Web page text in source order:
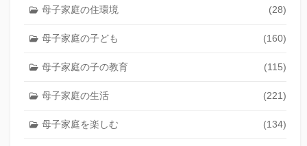
母子家庭の住環境 (28)
母子家庭の子ども (160)
母子家庭の子の教育 (115)
母子家庭の生活 (221)
母子家庭を楽しむ (134)